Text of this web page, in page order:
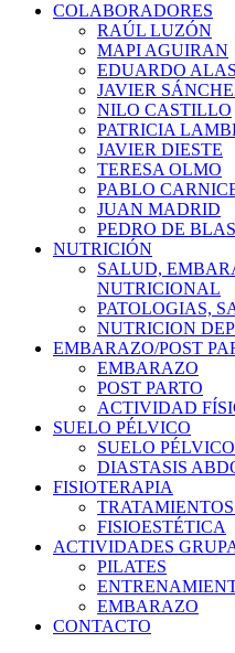
COLABORADORES
RAÚL LUZÓN
MAPI AGUIRAN
EDUARDO
JAVIER
NILO CASTILLO
PATRICIA
JAVIER DIESTE
TERESA OLMO
PABLO
JUAN MADRID
PEDRO DE BLAS
NUTRICIÓN
SALUD,
NUTRICIONAL
PATOLOGIAS,
NUTRICION
EMBARAZO/POST
EMBARAZO
POST PARTO
ACTIVIDAD
SUELO PÉLVICO
SUELO PÉLVICO
DIASTASIS
FISIOTERAPIA
FISIOESTÉTICA
ACTIVIDADES
PILATES
EMBARAZO
CONTACTO